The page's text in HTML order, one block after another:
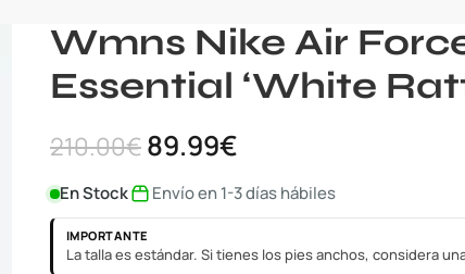
Wmns Nike Air Force
Essential ‘White
210.00€89.99€
En Stock Envío en 1-3 días hábiles
IMPORTANTE
La talla es estándar. Si tienes los pies anchos, considera